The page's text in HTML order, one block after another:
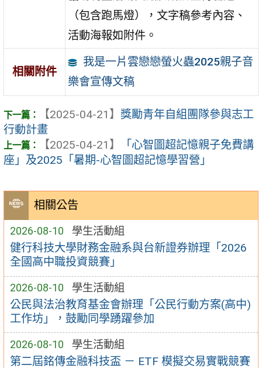
相關公告
2026-08-10 學生活動組
健行科技大學財務金融系與台新證券辦理「2026
全國高中職投資競賽」
2026-08-10 學生活動組
公民與法治教育基金會辦理「公民行動方案(高中)
工作坊」，鼓勵同學踴躍參加
2026-08-10 學生活動組
第二屆銘傳金融科技盃 － ETF 模擬交易實戰競賽
（包含跑馬燈），文字稿參考內容、
活動海報如附件。
相關附件
我是一片雲戀戀螢火蟲2025親子音
樂會宣傳文稿
【2025-04-21】 獎勵青年自組團隊參與志工
行動計畫
【2025-04-21】
「心智圖超記憶親子免費講
座」及2025「暑期-心智圖超記憶學習營」